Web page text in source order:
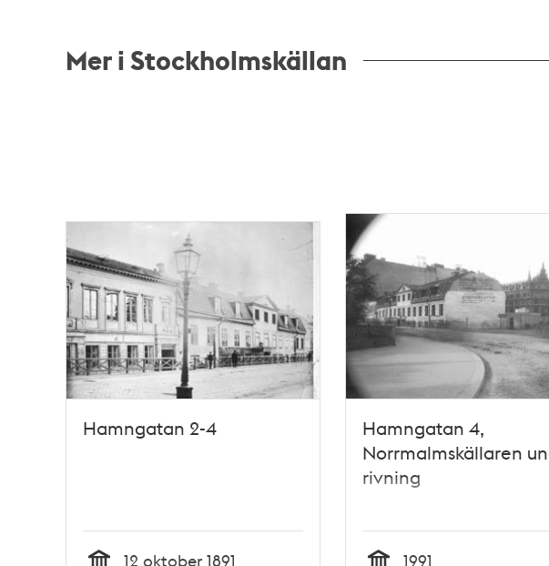
Mer i Stockholmskällan
Hamngatan 2-4
12 oktober 1891
Hamngatan 4,
Norrmalmskällaren
rivning
1991